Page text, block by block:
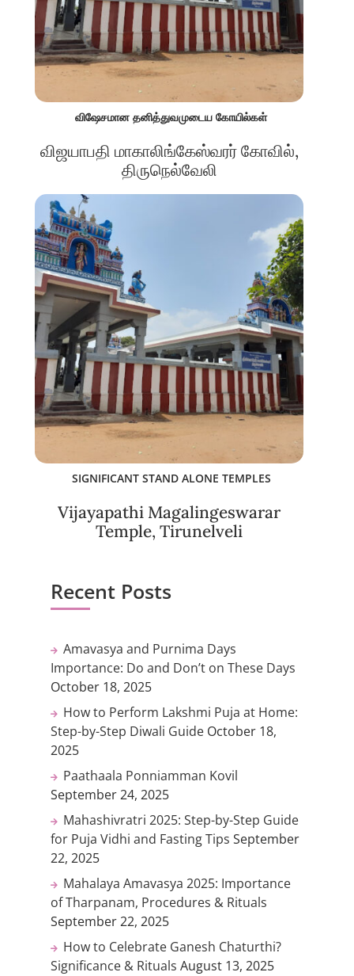
விஷேசமான தனித்துவமுடைய கோயில்கள்
விஜயாபதி மாகாலிங்கேஸ்வரர் கோவில்,
திருநெல்வேலி
SIGNIFICANT STAND ALONE TEMPLES
Vijayapathi Magalingeswarar
Temple, Tirunelveli
Recent Posts
Amavasya and Purnima Days
Importance: Do and Don’t on These Days
October 18, 2025
How to Perform Lakshmi Puja at Home:
Step-by-Step Diwali Guide October 18,
2025
Paathaala Ponniamman Kovil
September 24, 2025
Mahashivratri 2025: Step-by-Step Guide
for Puja Vidhi and Fasting Tips September
22, 2025
Mahalaya Amavasya 2025: Importance
of Tharpanam, Procedures & Rituals
September 22, 2025
How to Celebrate Ganesh Chaturthi?
Significance & Rituals August 13, 2025